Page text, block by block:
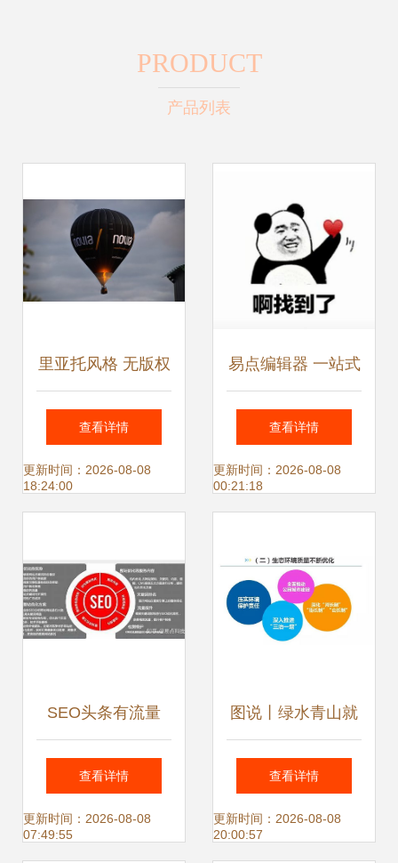
PRODUCT
产品列表
里亚托风格 无版权
图与微信样式素
材，易点编辑器助
查看详情
更新时间：2026-08-08
18:24:00
易点编辑器 一站式
微信公众号素材与
排版解决方案
查看详情
更新时间：2026-08-08
00:21:18
SEO头条有流量
吗？2024年7月新
更观点与宽带流量
查看详情
更新时间：2026-08-08
07:49:55
图说丨绿水青山就
是金山银山的都江
堰实践——解读中
查看详情
更新时间：2026-08-08
20:00:57